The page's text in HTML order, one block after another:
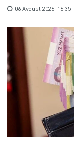
06 Avqust 2026, 16:35